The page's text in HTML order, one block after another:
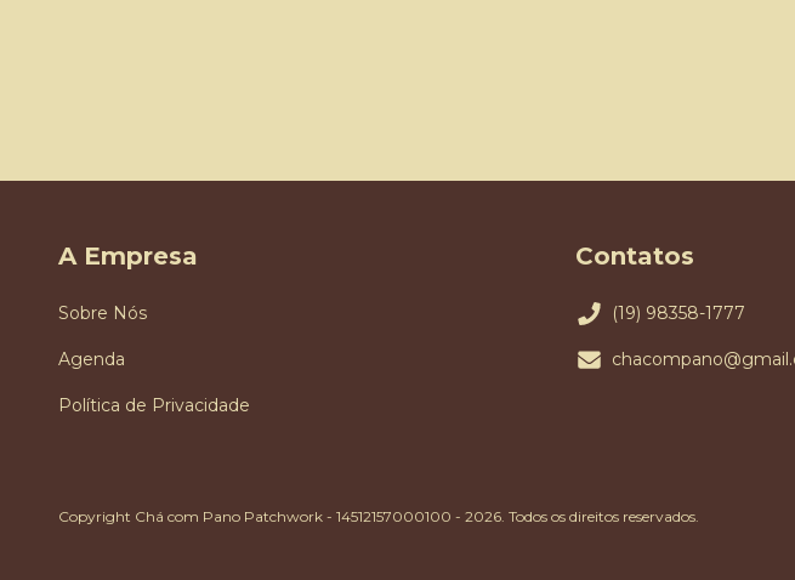
A Empresa
Sobre Nós
Agenda
Política de Privacidade
Contatos
(19) 98358-1777
Copyright Chá com Pano Patchwork - 14512157000100 - 2026. Todos os direitos reservados.